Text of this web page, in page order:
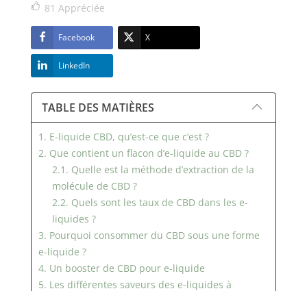
81 Appréciée
Facebook X
LinkedIn
TABLE DES MATIÈRES
1. E-liquide CBD, qu’est-ce que c’est ?
2. Que contient un flacon d’e-liquide au CBD ?
2.1. Quelle est la méthode d’extraction de la
molécule de CBD ?
2.2. Quels sont les taux de CBD dans les e-
liquides ?
3. Pourquoi consommer du CBD sous une forme
e-liquide ?
4. Un booster de CBD pour e-liquide
5. Les différentes saveurs des e-liquides à